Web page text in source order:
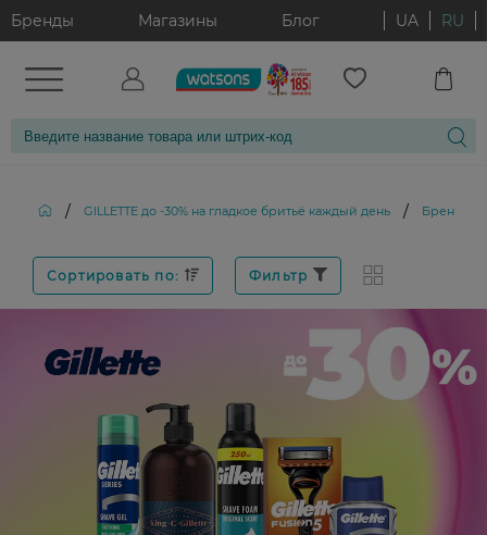
Бренды Магазины Блог UA RU
/ GILLETTE до -30% на гладкое бритьё каждый день / Бренд:
Сортировать по: Фильтр